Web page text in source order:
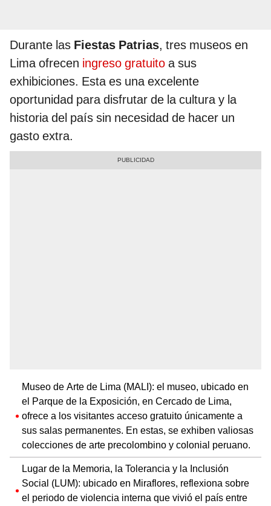
Durante las Fiestas Patrias, tres museos en
Lima ofrecen ingreso gratuito a sus
exhibiciones. Esta es una excelente
oportunidad para disfrutar de la cultura y la
historia del país sin necesidad de hacer un
gasto extra.
Museo de Arte de Lima (MALI): el museo, ubicado en
el Parque de la Exposición, en Cercado de Lima,
ofrece a los visitantes acceso gratuito únicamente a
sus salas permanentes. En estas, se exhiben valiosas
colecciones de arte precolombino y colonial peruano.
Lugar de la Memoria, la Tolerancia y la Inclusión
Social (LUM): ubicado en Miraflores, reflexiona sobre
el periodo de violencia interna que vivió el país entre